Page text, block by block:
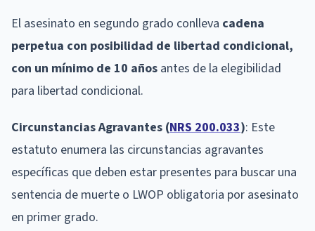
El asesinato en segundo grado conlleva cadena
perpetua con posibilidad de libertad condicional,
con un mínimo de 10 años antes de la elegibilidad
para libertad condicional.
Circunstancias Agravantes (NRS 200.033): Este
estatuto enumera las circunstancias agravantes
específicas que deben estar presentes para buscar una
sentencia de muerte o LWOP obligatoria por asesinato
en primer grado.